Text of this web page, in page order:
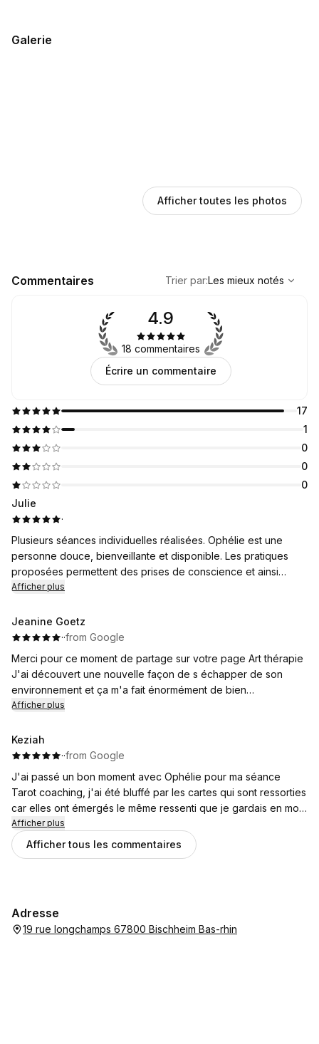
Galerie
Afficher toutes les photos
Commentaires
Les mieux notés
Trier par:Les mieux notés
17
1
0
0
0
4.9
18 commentaires
Écrire un commentaire
Julie
·
Plusieurs séances individuelles réalisées. Ophélie est une
personne douce, bienveillante et disponible. Les pratiques
proposées permettent des prises de conscience et ainsi
d'accéder à une meilleure connaissance de soi-même en
Afficher plus
Jeanine Goetz
··from Google
Merci pour ce moment de partage sur votre page Art thérapie
J'ai découvert une nouvelle façon de s échapper de son
environnement et ça m'a fait énormément de bien
Merci ❤️
Afficher plus
Keziah
··from Google
J'ai passé un bon moment avec Ophélie pour ma séance
Tarot coaching, j'ai été bluffé par les cartes qui sont ressorties
car elles ont émergés le même ressenti que je gardais en moi.
On a pu explorer ce qu'il se disait dans cette carte, les mots
qui ressortaient.
Un petit temps créatif d'allier les cartes a l'écriture, et
Afficher plus
Afficher tous les commentaires
Adresse
19 rue longchamps 67800 Bischheim Bas-rhin